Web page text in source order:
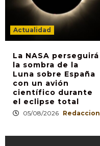
Actualidad
La NASA perseguirá
la sombra de la
Luna sobre España
con un avión
científico durante
el eclipse total
05/08/2026 Redaccion